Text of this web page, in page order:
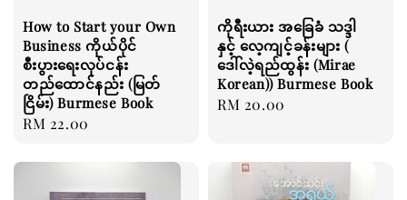
How to Start your Own
Business ကိုယ်ပိုင်
စီးပွားရေးလုပ်ငန်း
တည်ထောင်နည်း (မြတ်
ငြိမ်း) Burmese Book
Regular
RM 22.00
ကိုရီးယား အခြေခံ သဒ္ဒါ
နှင့် လေ့ကျင့်ခန်းများ (
ဒေါ်လဲ့ရည်ထွန်း (Mirae
Korean)) Burmese Book
Regular
RM 20.00